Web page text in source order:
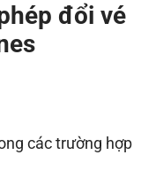
đổi vé
các trường hợp